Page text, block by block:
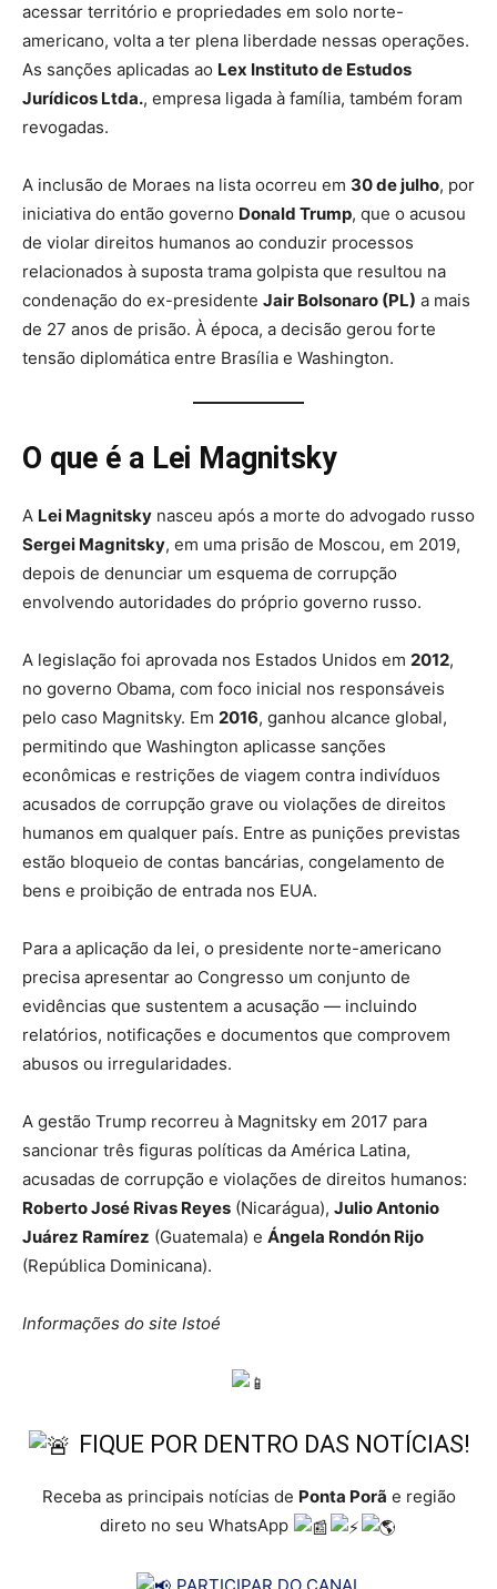
acessar território e propriedades em solo norte-
americano, volta a ter plena liberdade nessas operações.
As sanções aplicadas ao Lex Instituto de Estudos
Jurídicos Ltda., empresa ligada à família, também foram
revogadas.
A inclusão de Moraes na lista ocorreu em 30 de julho, por
iniciativa do então governo Donald Trump, que o acusou
de violar direitos humanos ao conduzir processos
relacionados à suposta trama golpista que resultou na
condenação do ex-presidente Jair Bolsonaro (PL) a mais
de 27 anos de prisão. À época, a decisão gerou forte
tensão diplomática entre Brasília e Washington.
O que é a Lei Magnitsky
A Lei Magnitsky nasceu após a morte do advogado russo
Sergei Magnitsky, em uma prisão de Moscou, em 2019,
depois de denunciar um esquema de corrupção
envolvendo autoridades do próprio governo russo.
A legislação foi aprovada nos Estados Unidos em 2012,
no governo Obama, com foco inicial nos responsáveis
pelo caso Magnitsky. Em 2016, ganhou alcance global,
permitindo que Washington aplicasse sanções
econômicas e restrições de viagem contra indivíduos
acusados de corrupção grave ou violações de direitos
humanos em qualquer país. Entre as punições previstas
estão bloqueio de contas bancárias, congelamento de
bens e proibição de entrada nos EUA.
Para a aplicação da lei, o presidente norte-americano
precisa apresentar ao Congresso um conjunto de
evidências que sustentem a acusação — incluindo
relatórios, notificações e documentos que comprovem
abusos ou irregularidades.
A gestão Trump recorreu à Magnitsky em 2017 para
sancionar três figuras políticas da América Latina,
acusadas de corrupção e violações de direitos humanos:
Roberto José Rivas Reyes (Nicarágua), Julio Antonio
Juárez Ramírez (Guatemala) e Ángela Rondón Rijo
(República Dominicana).
Informações do site Istoé
FIQUE POR DENTRO DAS NOTÍCIAS!
Receba as principais notícias de Ponta Porã e região
direto no seu WhatsApp
PARTICIPAR DO CANAL